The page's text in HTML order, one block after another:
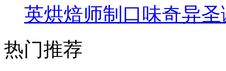
但互相喂食和共赴酒店都是杜
人分手。而就在此新闻爆出几
嫣、邱泽恋爱证据照片，并在
英烘焙师制口味奇异
热门推荐